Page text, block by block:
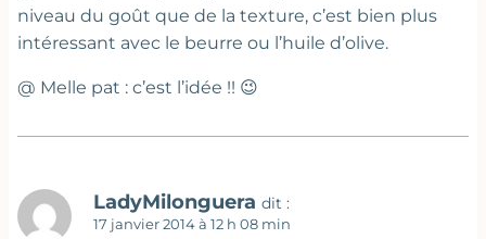
niveau du goût que de la texture, c’est bien plus
intéressant avec le beurre ou l’huile d’olive.
@ Melle pat : c’est l’idée !! 😉
LadyMilonguera dit :
17 janvier 2014 à 12 h 08 min